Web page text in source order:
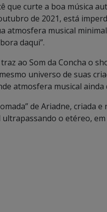
que curte a boa música
de 2021, está
atmosfera musical
daqui”.
ao Som da Concha o
universo de suas
atmosfera musical ainda
de Ariadne, criada
o etéreo,